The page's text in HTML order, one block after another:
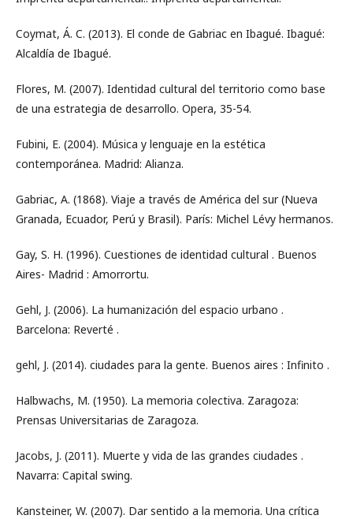
Coymat, Á. C. (2013). El conde de Gabriac en Ibagué. Ibagué:
Alcaldía de Ibagué.
Flores, M. (2007). Identidad cultural del territorio como base
de una estrategia de desarrollo. Opera, 35-54.
Fubini, E. (2004). Música y lenguaje en la estética
contemporánea. Madrid: Alianza.
Gabriac, A. (1868). Viaje a través de América del sur (Nueva
Granada, Ecuador, Perú y Brasil). París: Michel Lévy hermanos.
Gay, S. H. (1996). Cuestiones de identidad cultural . Buenos
Aires- Madrid : Amorrortu.
Gehl, J. (2006). La humanización del espacio urbano .
Barcelona: Reverté .
gehl, J. (2014). ciudades para la gente. Buenos aires : Infinito .
Halbwachs, M. (1950). La memoria colectiva. Zaragoza:
Prensas Universitarias de Zaragoza.
Jacobs, J. (2011). Muerte y vida de las grandes ciudades .
Navarra: Capital swing.
Kansteiner, W. (2007). Dar sentido a la memoria. Una crítica